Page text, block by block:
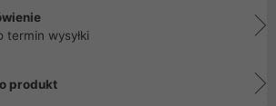
termin wysyłki
produkt